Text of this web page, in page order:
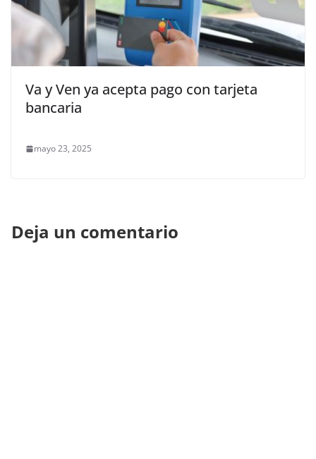
Va y Ven ya acepta pago con tarjeta
bancaria
mayo 23, 2025
Deja un comentario